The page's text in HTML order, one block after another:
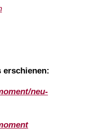
erschienen:
neu-